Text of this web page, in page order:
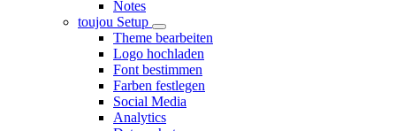
Notes
toujou Setup
Theme bearbeiten
Logo hochladen
Font bestimmen
Farben festlegen
Social Media
Analytics